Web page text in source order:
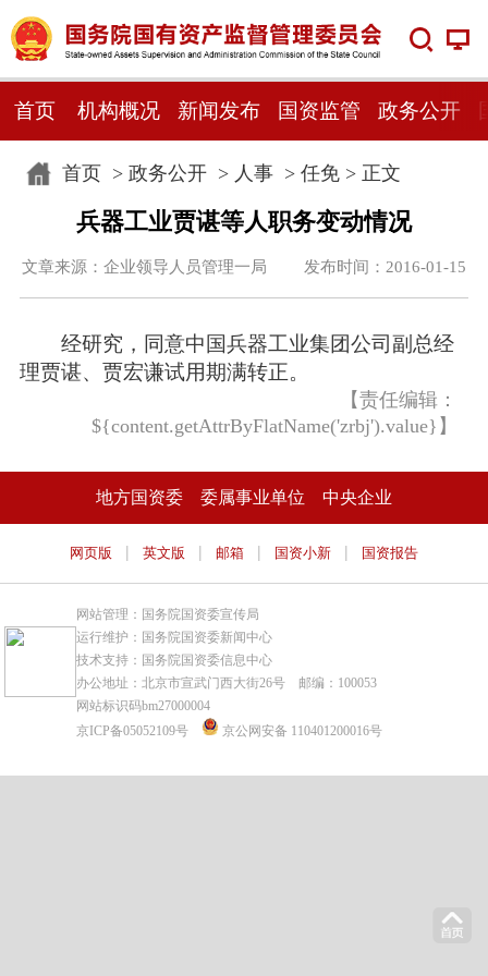
首页 机构概况 新闻发布 国资监管 政务公开
首页> 政务公开> 人事> 任免> 正文
兵器工业贾谌等人职务变动情况
文章来源：企业领导人员管理一局 发布时间：2016-01-15
经研究，同意中国兵器工业集团公司副总经
理贾谌、贾宏谦试用期满转正。
【责任编辑：
${content.getAttrByFlatName('zrbj').value}】
地方国资委 委属事业单位 中央企业
网页版 | 英文版 | 邮箱 | 国资小新 | 国资报告
网站管理：国务院国资委宣传局
运行维护：国务院国资委新闻中心
技术支持：国务院国资委信息中心
办公地址：北京市宣武门西大街26号 邮编：100053
网站标识码bm27000004
京ICP备05052109号
京公网安备 110401200016号